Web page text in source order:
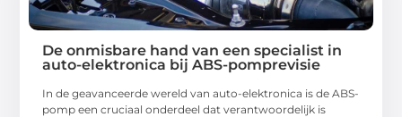
De onmisbare hand van een specialist in
auto-elektronica bij ABS-pomprevisie
In de geavanceerde wereld van auto-elektronica is de ABS-
pomp een cruciaal onderdeel dat verantwoordelijk is